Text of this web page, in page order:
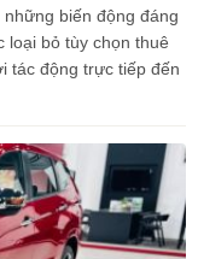
biến động đáng
loại bỏ tùy chọn thuê
tác động trực tiếp đến